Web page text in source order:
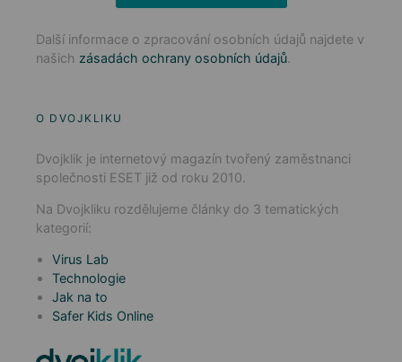
Další informace o zpracování osobních údajů najdete v
našich zásadách ochrany osobních údajů.
O DVOJKLIKU
Dvojklik je internetový magazín tvořený zaměstnanci
společnosti ESET již od roku 2010.
Na Dvojkliku rozdělujeme články do 3 tematických
kategorií:
Virus Lab
Technologie
Jak na to
Safer Kids Online